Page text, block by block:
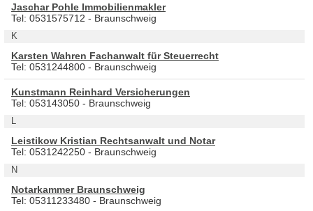
Jaschar Pohle Immobilienmakler
Tel: 0531575712 - Braunschweig
K
Karsten Wahren Fachanwalt für Steuerrecht
Tel: 0531244800 - Braunschweig
Kunstmann Reinhard Versicherungen
Tel: 053143050 - Braunschweig
Leistikow Kristian Rechtsanwalt und Notar
Tel: 0531242250 - Braunschweig
N
Notarkammer Braunschweig
Tel: 05311233480 - Braunschweig